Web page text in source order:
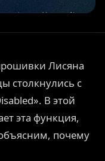
Лисяна
столкнулись с
В этой
эта функция,
почему